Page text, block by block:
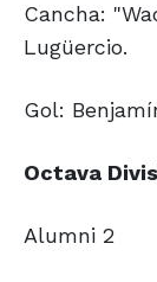
Cancha:
Lugüercio.
Gol:
Octava
Alumni 2